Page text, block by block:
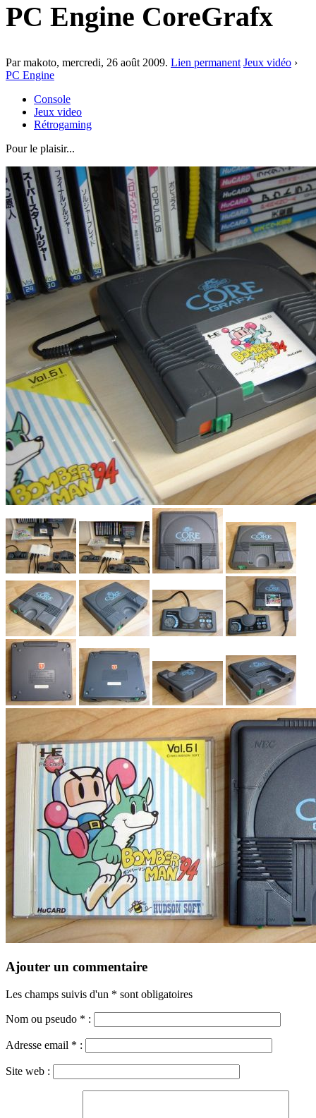
PC Engine CoreGrafx
Par makoto, mercredi, 26 août 2009. Lien permanent Jeux vidéo ›
PC Engine
Console
Jeux video
Rétrogaming
Pour le plaisir...
Ajouter un commentaire
Les champs suivis d'un * sont obligatoires
Nom ou pseudo * :
Adresse email * :
Site web :